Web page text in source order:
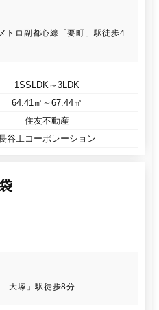
トロ副都心線「要町」駅徒歩4
1SSLDK～3LDK
64.41㎡～67.44㎡
住友不動産
谷工コーポレーション
大塚」駅徒歩8分